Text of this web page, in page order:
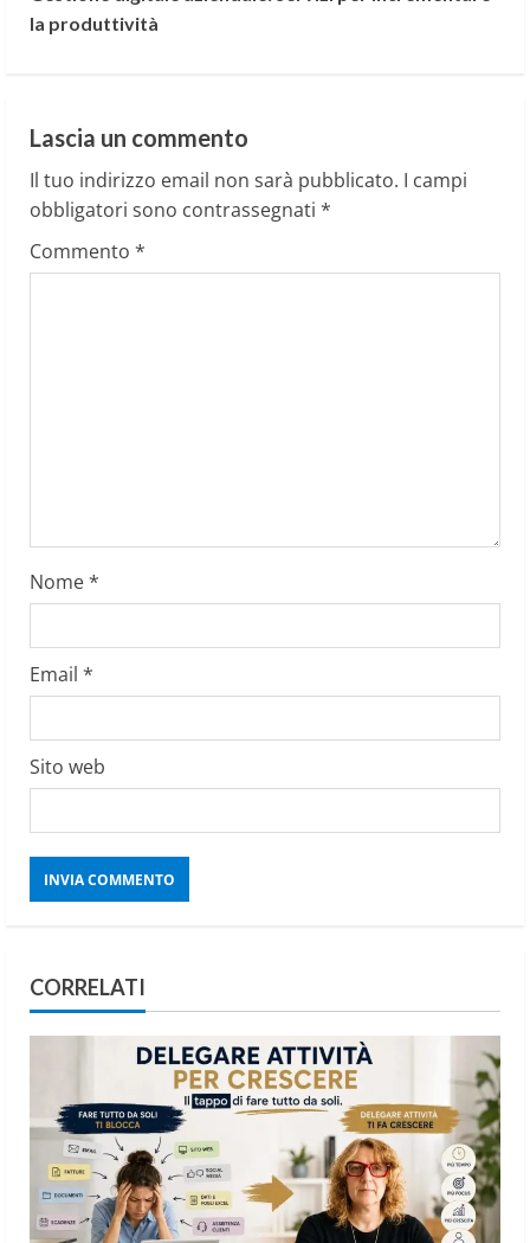
t
u
e
R
la produttività
Lascia un commento
Il tuo indirizzo email non sarà pubblicato. I campi
obbligatori sono contrassegnati *
Commento *
Nome*
Email *
Sito web
CORRELATI